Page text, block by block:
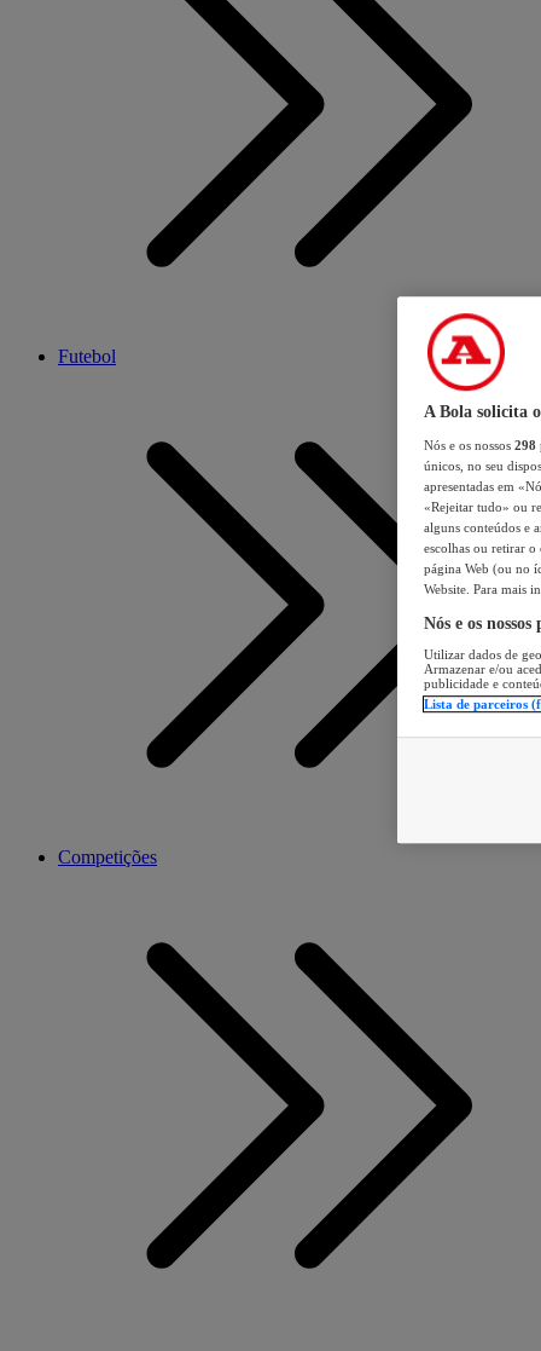
Futebol
Competições
A Bola solicita
Nós e os nossos 298
únicos, no seu
apresentadas em
«Rejeitar tudo» ou
alguns conteúdos e
escolhas ou retirar
página Web (ou no
Website. Para mais
Nós e os
Utilizar dados de
Armazenar e/ou
publicidade e
Lista de parceiros